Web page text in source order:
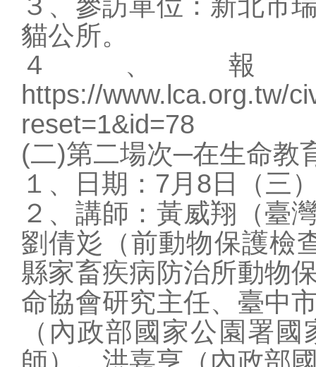
貓公所。
４、報
https://www.lca.org.tw/
reset=1&id=78
(二)第二場次─在生命教
１、日期：7月8日（三
２、講師：黃威翔（臺
劉倩彣（前動物保護檢
縣家畜疾病防治所動物
命協會研究主任、臺中
（內政部國家公園署